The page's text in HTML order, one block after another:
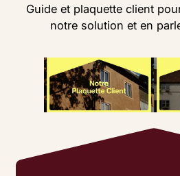
Guide et plaquette client
notre solution et en